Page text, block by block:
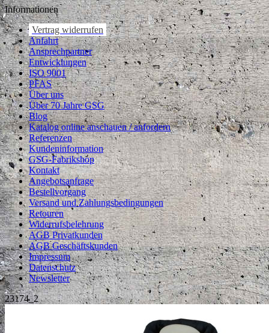
Informationen
Vertrag widerrufen
Anfahrt
Ansprechpartner
Entwicklungen
ISO 9001
PFAS
Über uns
Über 70 Jahre GSG
Blog
Katalog online anschauen / anfordern
Referenzen
Kundeninformation
GSG-Fabrikshop
Kontakt
Angebotsanfrage
Bestellvorgang
Versand und Zahlungsbedingungen
Retouren
Widerrufsbelehrung
AGB Privatkunden
AGB Geschäftskunden
Impressum
Datenschutz
Newsletter
23174_2